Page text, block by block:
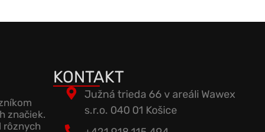
značiek.
rôznych
KONTAKT
Južná trieda 66 v areáli Wawex
s.r.o. 040 01 Košice